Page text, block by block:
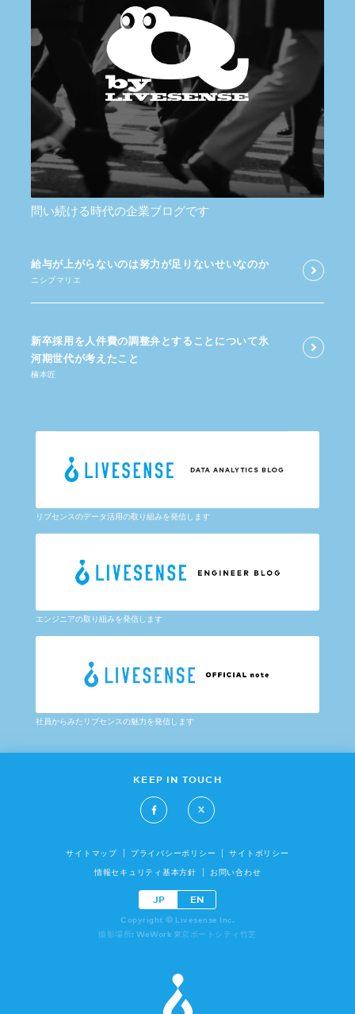
問い続ける時代の企業ブログです
給与が​上がらないのは​努力が​足りないせいなのか
ニシブマリエ
新卒採用を​人件費の​調整弁と​する​ことに​ついて​氷
河期世代が​考えた​こと
楠本匠
リブセンスのデータ活用の取り組みを発信します
エンジニアの取り組みを発信します
社員からみたリブセンスの魅力を発信します
KEEP IN TOUCH
サイトマップ プライバシーポリシー サイトポリシー
情報セキュリティ基本方針 お問い合わせ
JP EN
Copyright © Livesense Inc.
撮影場所: WeWork 東京ポートシティ竹芝